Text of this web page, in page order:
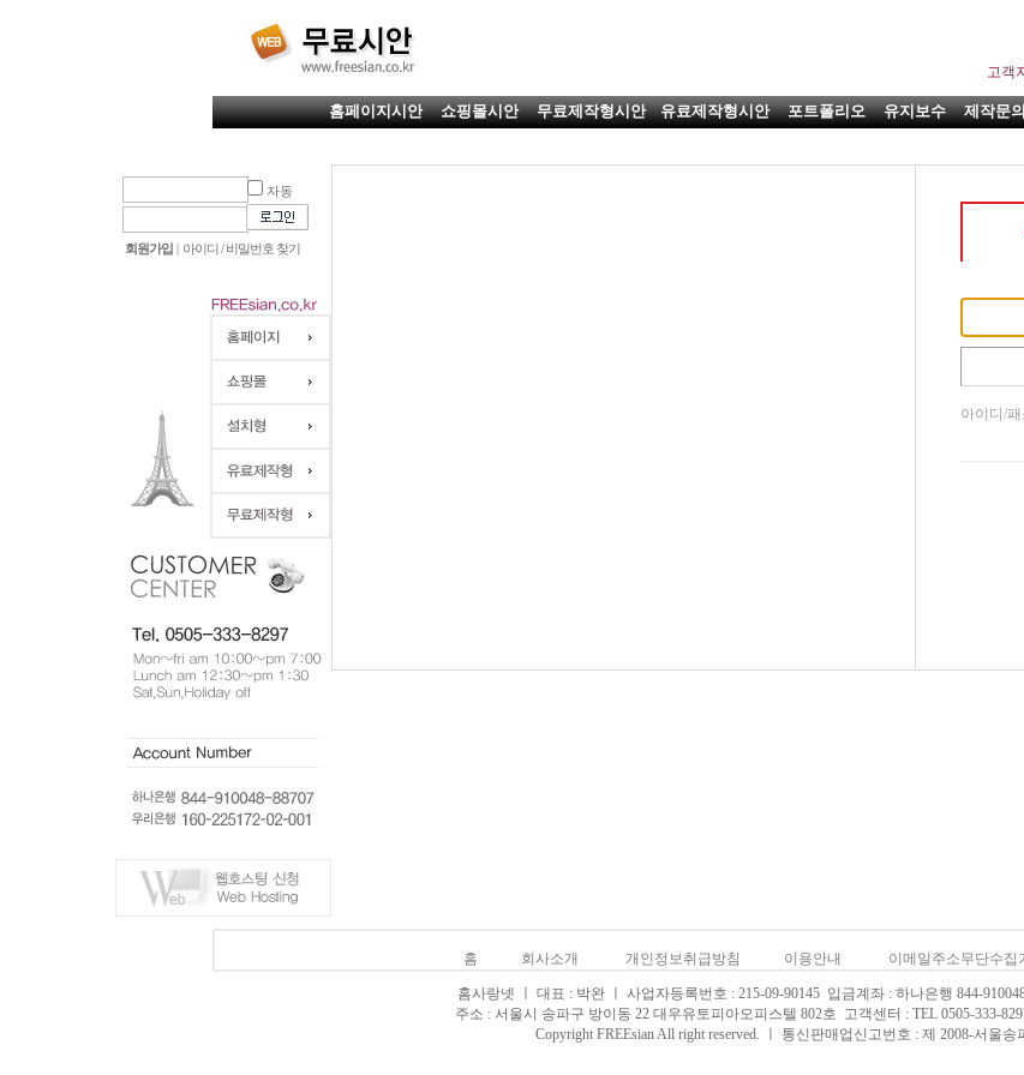
고객
홈페이지시안 쇼핑몰시안 무료제작형시안 유료제작형시안 포트폴리오 유지보수 제작문
자동
회원가입 | 아이디 / 비밀번호 찾기
아이디/패
홈 회사소개 개인정보취급방침 이용안내 이메일주소무단수집
홈사랑넷 ㅣ 대표 : 박완 ㅣ 사업자등록번호 : 215-09-90145 입금계좌 : 하나은행 844-
주소 : 서울시 송파구 방이동 22 대우유토피아오피스텔 802호 고객센터 : TEL 0505-333-
Copyright FREEsian All right reserved. ㅣ 통신판매업신고번호 : 제 2008-서울송